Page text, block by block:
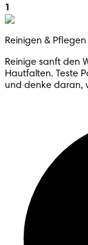
1
Reinigen & Pflegen
Reinige sanft den
Hautfalten. Teste
und denke daran,